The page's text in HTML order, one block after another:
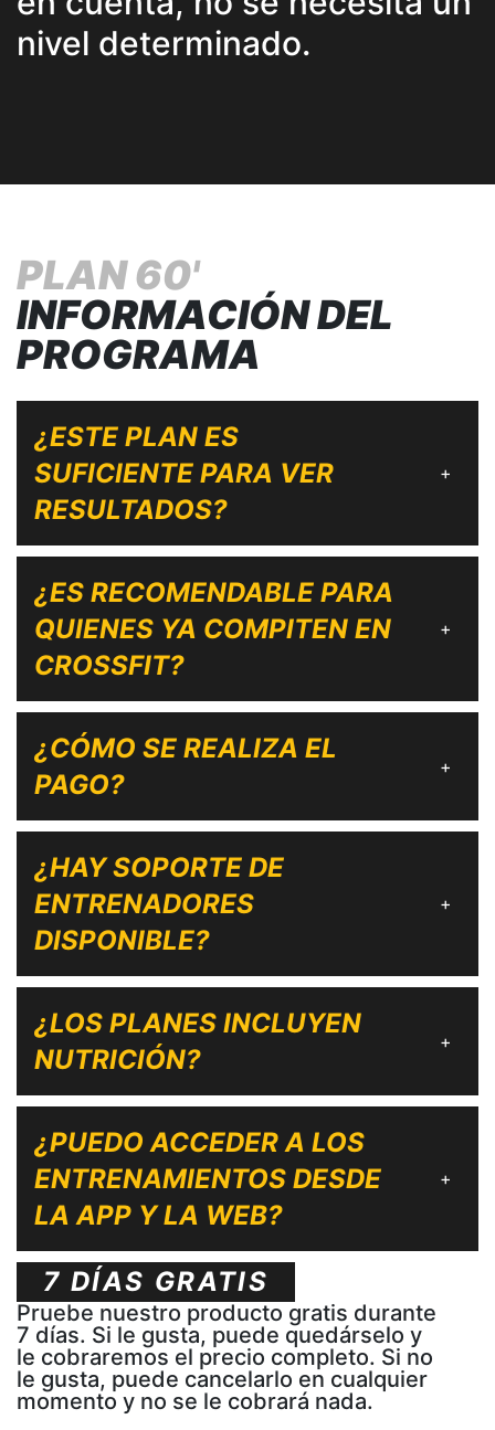
nivel determinado.
PLAN 60'
INFORMACIÓN DEL
PROGRAMA
¿ESTE PLAN ES
SUFICIENTE PARA VER
RESULTADOS?
+
¿ES RECOMENDABLE PARA
QUIENES YA COMPITEN EN
CROSSFIT?
+
¿CÓMO SE REALIZA EL
PAGO?
+
¿HAY SOPORTE DE
ENTRENADORES
DISPONIBLE?
+
¿LOS PLANES INCLUYEN
NUTRICIÓN?
+
¿PUEDO ACCEDER A LOS
ENTRENAMIENTOS DESDE
LA APP Y LA WEB?
+
7 DÍAS GRATIS
Pruebe nuestro producto gratis durante
7 días. Si le gusta, puede quedárselo y
le cobraremos el precio completo. Si no
le gusta, puede cancelarlo en cualquier
momento y no se le cobrará nada.